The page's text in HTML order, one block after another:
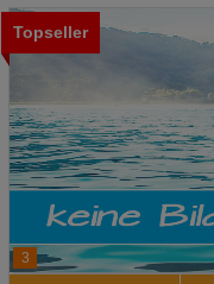
3
Topseller